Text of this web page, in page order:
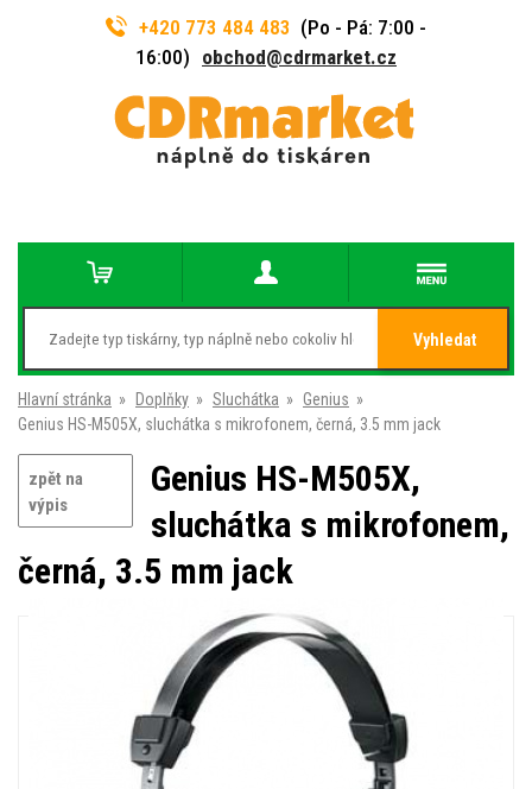
+420 773 484 483 (Po - Pá: 7:00 -
16:00) obchod@cdrmarket.cz
Vyhledat
Hlavní stránka » Doplňky » Sluchátka » Genius »
Genius HS-M505X, sluchátka s mikrofonem, černá, 3.5 mm jack
zpět na
výpis
Genius HS-M505X,
sluchátka s mikrofonem,
černá, 3.5 mm jack